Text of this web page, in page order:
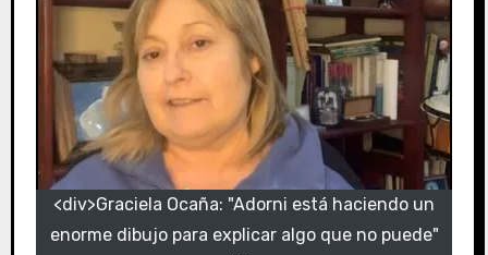
<div>Graciela Ocaña: "Adorni está haciendo un
enorme dibujo para explicar algo que no puede"